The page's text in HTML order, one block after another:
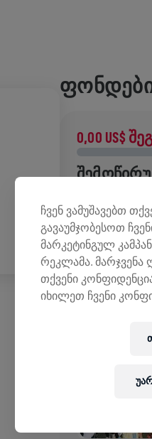
0,00 US$
კვლევებს.
ᲘᲡᲢᲝᲠᲘᲐ
WINGS FOR
ჩვენ ვამუშავებთ
გავაუმჯობესოთ
მარკეტინგულ
რეკლამა. მარჯვენა
თქვენი
იხილეთ ჩვენი